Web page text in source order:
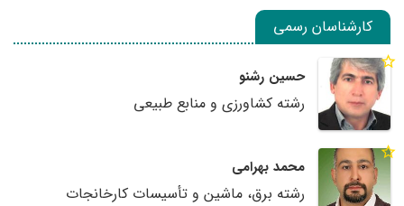
کارشناسان رسمی
حسین رشنو
رشته کشاورزی و منابع طبیعی
محمد بهرامی
رشته برق، ماشین و تأسیسات کارخانجات